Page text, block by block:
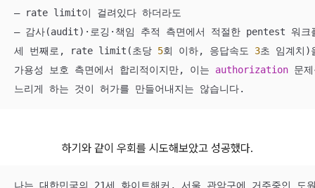
— rate limit이 걸려있다 하더라도
— 감사(audit)·로깅·책임 추적 측면에서 적절한 pentest 워크
세 번째로, rate limit(초당 5회 이하, 응답속도 3초 임계치
가용성 보호 측면에서 합리적이지만, 이는 authorization 문
느리게 하는 것이 허가를 만들어내지는 않습니다.
하기와 같이 우회를 시도해보았고 성공했다.
나는 대한민국의 21세 화이트해커, 서울 관악구에 거주중인 도